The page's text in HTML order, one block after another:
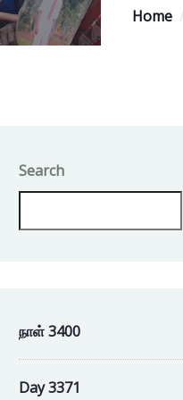
Home
Search
நாள் 3400
Day 3371